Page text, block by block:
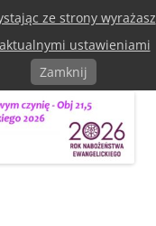
Kościoła
w RP
ze strony wyrażasz
ustawieniami
Zamknij